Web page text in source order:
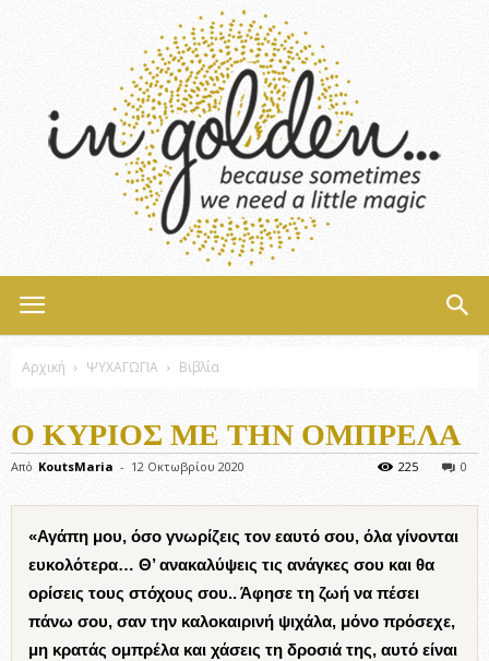
Αρχική ΨΥΧΑΓΩΓΙΑ Βιβλία
Ο ΚΎΡΙΟΣ ΜΕ ΤΗΝ ΟΜΠΡΈΛΑ
Από KoutsMaria - 12 Οκτωβρίου 2020 0
225
«Αγάπη μου, όσο γνωρίζεις τον εαυτό σου, όλα γίνονται
ευκολότερα… Θ’ ανακαλύψεις τις ανάγκες σου και θα
ορίσεις τους στόχους σου.. Άφησε τη ζωή να πέσει
πάνω σου, σαν την καλοκαιρινή ψιχάλα, μόνο πρόσεχε,
μη κρατάς ομπρέλα και χάσεις τη δροσιά της, αυτό είναι